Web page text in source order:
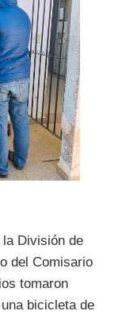
División de
del Comisario
tomaron
bicicleta de